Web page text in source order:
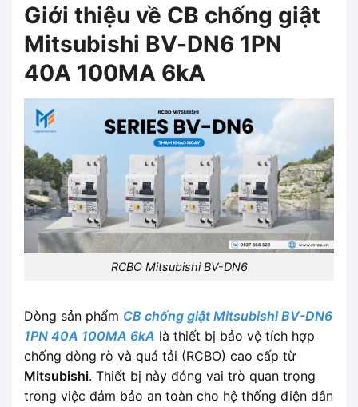
Giới thiệu về CB chống giật
Mitsubishi BV-DN6 1PN
40A 100MA 6kA
RCBO Mitsubishi BV-DN6
Dòng sản phẩm CB chống giật Mitsubishi BV-DN6
1PN 40A 100MA 6kA là thiết bị bảo vệ tích hợp
chống dòng rò và quá tải (RCBO) cao cấp từ
Mitsubishi. Thiết bị này đóng vai trò quan trọng
trong việc đảm bảo an toàn cho hệ thống điện dân